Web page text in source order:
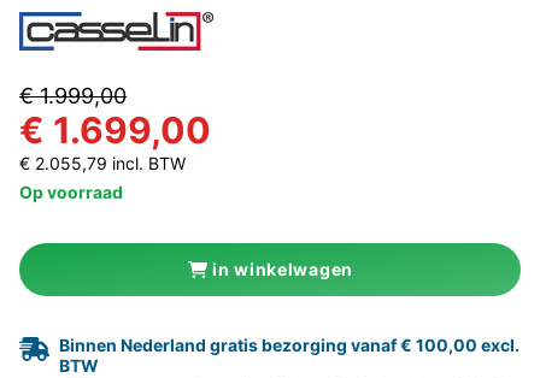
€ 1.999,00
€ 1.699,00
€ 2.055,79 incl. BTW
Op voorraad
in winkelwagen
Binnen Nederland gratis bezorging vanaf € 100,00 excl.
BTW